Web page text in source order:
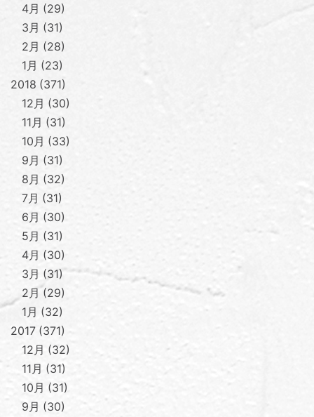
4月
29
3月
31
2月
28
1月
23
2018 371
12月
30
11月
31
10月
33
9月
31
8月
32
7月
31
6月
30
5月
31
4月
30
3月
31
2月
29
1月
32
2017 371
12月
32
11月
31
10月
31
9月
30